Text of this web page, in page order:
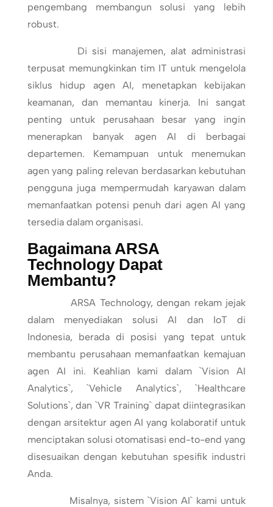
pengembang membangun solusi yang lebih
robust.
Di sisi manajemen, alat administrasi
terpusat memungkinkan tim IT untuk mengelola
siklus hidup agen AI, menetapkan kebijakan
keamanan, dan memantau kinerja. Ini sangat
penting untuk perusahaan besar yang ingin
menerapkan banyak agen AI di berbagai
departemen. Kemampuan untuk menemukan
agen yang paling relevan berdasarkan kebutuhan
pengguna juga mempermudah karyawan dalam
memanfaatkan potensi penuh dari agen AI yang
tersedia dalam organisasi.
Bagaimana ARSA
Technology Dapat
Membantu?
ARSA Technology, dengan rekam jejak
dalam menyediakan solusi AI dan IoT di
Indonesia, berada di posisi yang tepat untuk
membantu perusahaan memanfaatkan kemajuan
agen AI ini. Keahlian kami dalam `Vision AI
Analytics`, `Vehicle Analytics`, `Healthcare
Solutions`, dan `VR Training` dapat diintegrasikan
dengan arsitektur agen AI yang kolaboratif untuk
menciptakan solusi otomatisasi end-to-end yang
disesuaikan dengan kebutuhan spesifik industri
Anda.
Misalnya, sistem `Vision AI` kami untuk